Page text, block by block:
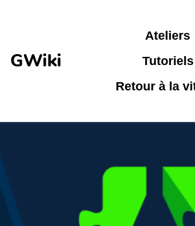
GWiki
Ateliers
Tutoriels
Retour à la